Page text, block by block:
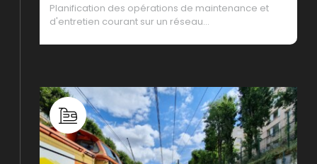
Planification des opérations de maintenance et
d'entretien courant sur un réseau…